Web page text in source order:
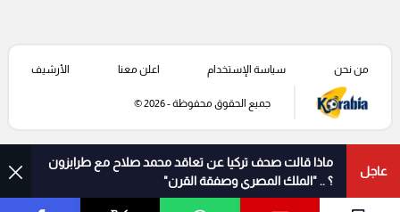
عاجل
ماذا قالت صحف تركيا عن تعاقد محمد صلاح مع طرابزون
؟ .. "الملك المصري وصفقة القرن"
من نحن سياسة الإستخدام اعلن معنا الأرشيف
جميع الحقوق محفوظة - 2026 ©